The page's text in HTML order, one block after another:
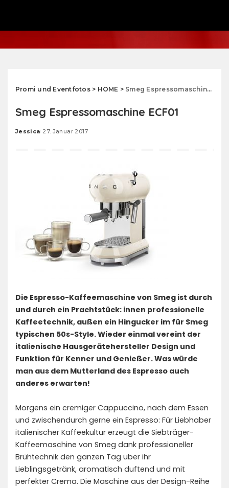
Promi und Eventfotos> HOME > Smeg Espressomaschine ECF01
Smeg Espressomaschine ECF01
Posted
Jessica 27. Januar 2017
Die Espresso-Kaffeemaschine von Smeg ist durch
und durch ein Prachtstück: innen professionelle
Kaffeetechnik, außen ein Hingucker im für Smeg
typischen 50s-Style. Wieder einmal vereint der
italienische Hausgerätehersteller Design und
Funktion für Kenner und Genießer. Was würde
man aus dem Mutterland des Espresso auch
anderes erwarten!
Morgens ein cremiger Cappuccino, nach dem Essen
und zwischendurch gerne ein Espresso: Für Liebhaber
italienischer Kaffeekultur erzeugt die Siebträger-
Kaffeemaschine von Smeg dank professioneller
Brühtechnik den ganzen Tag über ihr
Lieblingsgetränk, aromatisch duftend und mit
perfekter Crema. Die Maschine aus der Design-Reihe